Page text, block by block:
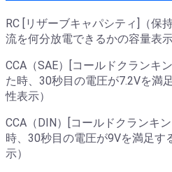
RC [リザーブキャパシティ]（保
流を何分放電できるかの容量表
CCA（SAE）[コールドクランキ
た時、30秒目の電圧が7.2Vを満
性表示）
CCA（DIN）[コールドクランキ
時、30秒目の電圧が9Vを満足す
示）